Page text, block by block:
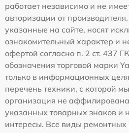
работает независимо и не
авторизации от
указанные на сайте, носят
ознакомительный характер и
офертой согласно п. 2 ст. 437
обозначения торговой марки
только в информационных
перечень техники, с которой
организация не
указанных товарных знаков и
интересы. Все виды ремонтных